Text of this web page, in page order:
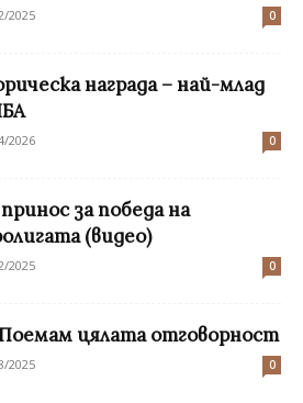
2025 0
награда – най-млад
2026 0
за победа на
(видео)
2025 0
цялата отговорност
2025 0